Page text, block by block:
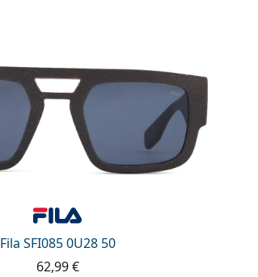
Fila SFI085 0U28 50
62,99 €